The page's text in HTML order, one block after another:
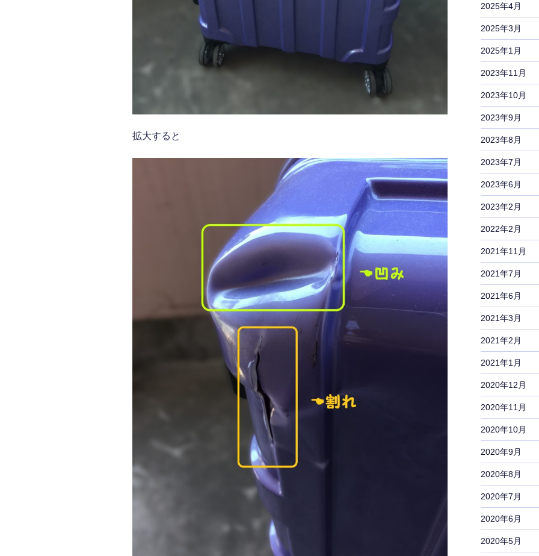
拡大すると
2025年4月
2025年3月
2025年1月
2023年11月
2023年10月
2023年9月
2023年8月
2023年7月
2023年6月
2023年2月
2022年2月
2021年11月
2021年7月
2021年6月
2021年3月
2021年2月
2021年1月
2020年12月
2020年11月
2020年10月
2020年9月
2020年8月
2020年7月
2020年6月
2020年5月